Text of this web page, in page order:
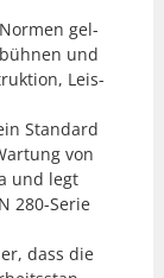
gel­
und
Leis­
Stan­dard
von
und legt
280-Serie
dass die